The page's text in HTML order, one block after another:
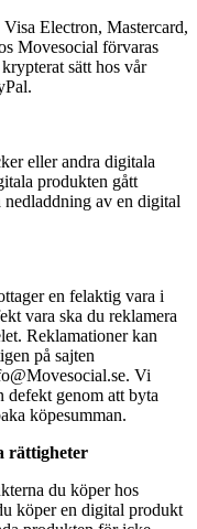
Electron, Mastercard,
Movesocial förvaras
sätt hos vår
eller andra digitala
produkten gått
av en digital
en felaktig vara i
vara ska du reklamera
Reklamationer kan
på sajten
Vi
defekt genom att byta
köpesumman.
rättigheter
du köper hos
köper en digital produkt